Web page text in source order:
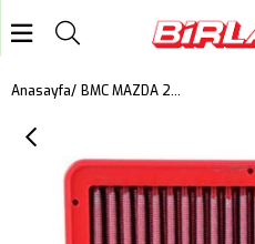
Anasayfa BMC MAZDA 2 (DL), 3 (BM), CX-3 (DK) Skyactiv-G 120 KUTU İÇİ PERFORMANS HAVA FİLTRESİ FB886/01